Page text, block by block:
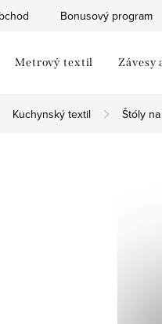
Bonusový program
Metrový textil Závesy
Kuchynský textil Štóly